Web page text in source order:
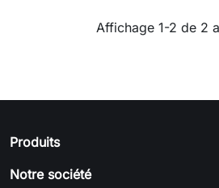
Affichage 1-2 de 2
Produits
Notre société